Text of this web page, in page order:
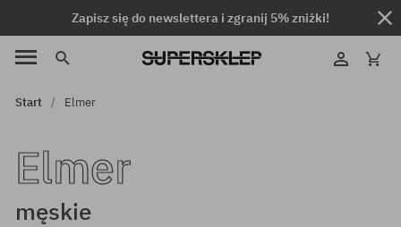
Zapisz się do newslettera i zgranij 5% zniżki!
Start Elmer
Elmer
męskie